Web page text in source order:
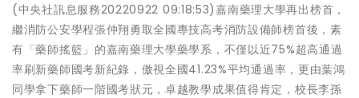
(中央社訊息服務20220922 09:18:53)嘉南藥理大學再出榜首，
繼消防公安學程張仲翔勇取全國專技高考消防設備師榜首後，素
有「藥師搖籃」的嘉南藥理大學藥學系，不僅以近75%超高通過
率刷新藥師國考新紀錄，傲視全國41.23%平均通過率，更由葉鴻
同學拿下藥師一階國考狀元，卓越教學成果值得肯定，校長李孫